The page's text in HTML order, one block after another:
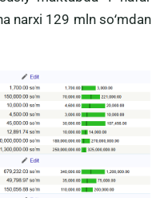
narxi 129 mln soʻmdan